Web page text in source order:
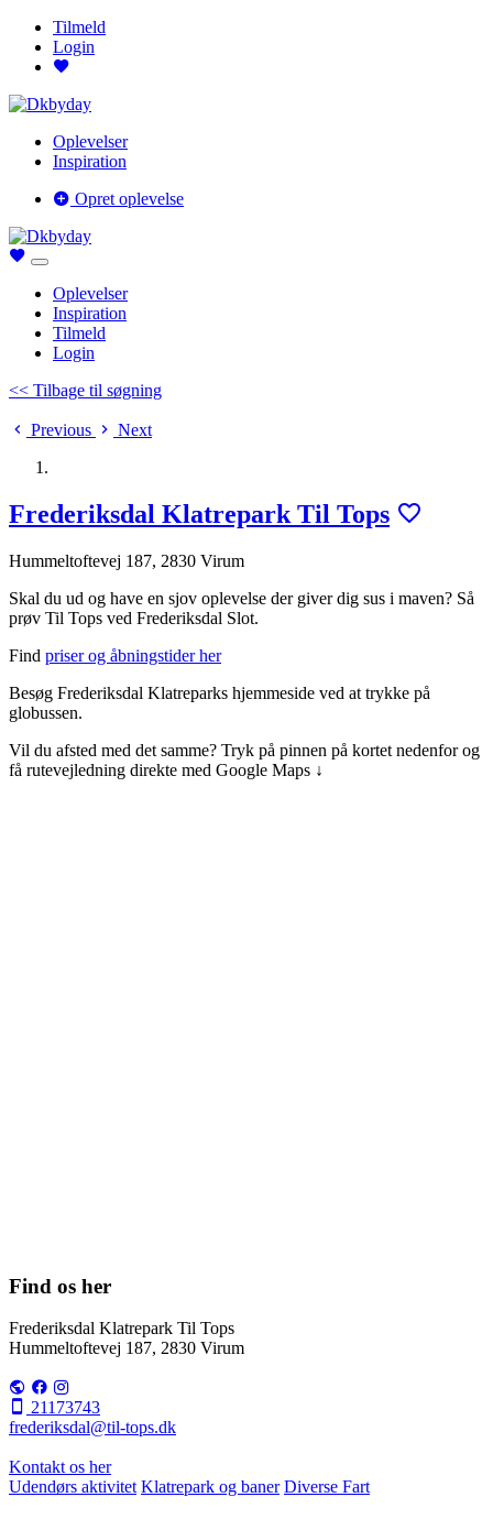
Tilmeld
Login
Oplevelser
Inspiration
Opret oplevelse
Oplevelser
Inspiration
Tilmeld
Login
<< Tilbage til søgning
Previous Next
Frederiksdal Klatrepark Til Tops
Hummeltoftevej 187, 2830 Virum
Skal du ud og have en sjov oplevelse der giver dig sus i maven? Så
prøv Til Tops ved Frederiksdal Slot.
Find priser og åbningstider her
Besøg Frederiksdal Klatreparks hjemmeside ved at trykke på
globussen.
Vil du afsted med det samme? Tryk på pinnen på kortet nedenfor og
få rutevejledning direkte med Google Maps ↓
Find os her
Frederiksdal Klatrepark Til Tops
Hummeltoftevej 187, 2830 Virum
21173743
frederiksdal@til-tops.dk
Kontakt os her
Udendørs aktivitet Klatrepark og baner Diverse Fart